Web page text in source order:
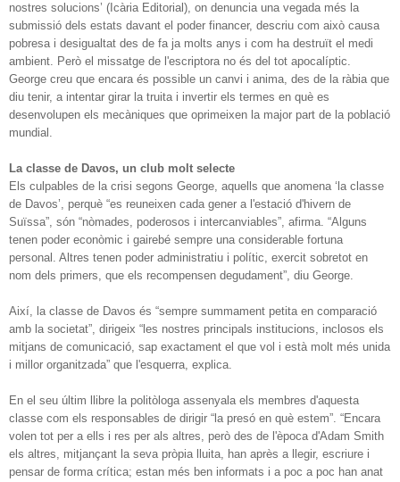
nostres solucions’ (Icària Editorial), on denuncia una vegada més la
submissió dels estats davant el poder financer, descriu com això causa
pobresa i desigualtat des de fa ja molts anys i com ha destruït el medi
ambient. Però el missatge de l'escriptora no és del tot apocalíptic.
George creu que encara és possible un canvi i anima, des de la ràbia que
diu tenir, a intentar girar la truita i invertir els termes en què es
desenvolupen els mecàniques que oprimeixen la major part de la població
mundial.
La classe de Davos, un club molt selecte
Els culpables de la crisi segons George, aquells que anomena ‘la classe
de Davos’, perquè “es reuneixen cada gener a l'estació d'hivern de
Suïssa”, són “nòmades, poderosos i intercanviables”, afirma. “Alguns
tenen poder econòmic i gairebé sempre una considerable fortuna
personal. Altres tenen poder administratiu i polític, exercit sobretot en
nom dels primers, que els recompensen degudament”, diu George.
Així, la classe de Davos és “sempre summament petita en comparació
amb la societat”, dirigeix “les nostres principals institucions, inclosos els
mitjans de comunicació, sap exactament el que vol i està molt més unida
i millor organitzada” que l'esquerra, explica.
En el seu últim llibre la politòloga assenyala els membres d'aquesta
classe com els responsables de dirigir “la presó en què estem”. “Encara
volen tot per a ells i res per als altres, però des de l'època d'Adam Smith
els altres, mitjançant la seva pròpia lluita, han après a llegir, escriure i
pensar de forma crítica; estan més ben informats i a poc a poc han anat